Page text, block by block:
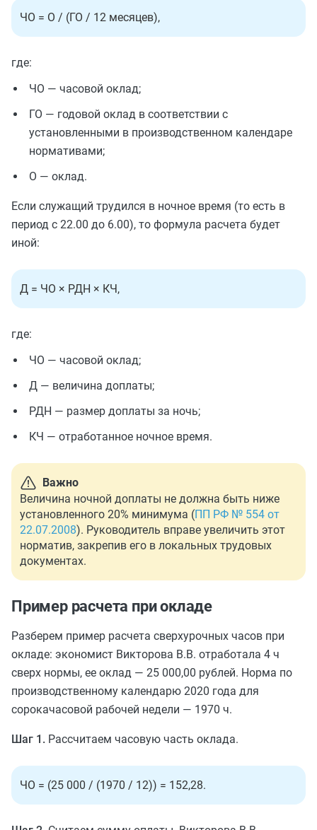
ЧО = О / (ГО / 12 месяцев),
где:
ЧО — часовой оклад;
ГО — годовой оклад в соответствии с
установленными в производственном календаре
нормативами;
О — оклад.
Если служащий трудился в ночное время (то есть в
период с 22.00 до 6.00), то формула расчета будет
иной:
Д = ЧО × РДН × КЧ,
где:
ЧО — часовой оклад;
Д — величина доплаты;
РДН — размер доплаты за ночь;
КЧ — отработанное ночное время.
Важно
Величина ночной доплаты не должна быть ниже
установленного 20% минимума (ПП РФ № 554 от
22.07.2008). Руководитель вправе увеличить этот
норматив, закрепив его в локальных трудовых
документах.
Пример расчета при окладе
Разберем пример расчета сверхурочных часов при
окладе: экономист Викторова В.В. отработала 4 ч
сверх нормы, ее оклад — 25 000,00 рублей. Норма по
производственному календарю 2020 года для
сорокачасовой рабочей недели — 1970 ч.
Шаг 1. Рассчитаем часовую часть оклада.
ЧО = (25 000 / (1970 / 12)) = 152,28.